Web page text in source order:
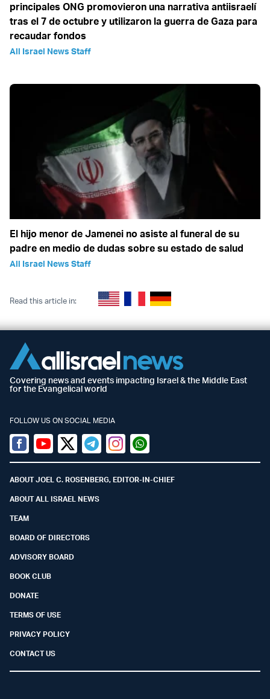
principales ONG promovieron una narrativa antiisraelí
tras el 7 de octubre y utilizaron la guerra de Gaza para
recaudar fondos
All Israel News Staff
El hijo menor de Jamenei no asiste al funeral de su
padre en medio de dudas sobre su estado de salud
All Israel News Staff
Read this article in:
Covering news and events impacting Israel & the Middle East
for the Evangelical world
FOLLOW US ON SOCIAL MEDIA
Facebook
YoutubeTwitter (X)
TelegramInstagramWhatsapp
ABOUT JOEL C. ROSENBERG, EDITOR-IN-CHIEF
ABOUT ALL ISRAEL NEWS
TEAM
BOARD OF DIRECTORS
ADVISORY BOARD
BOOK CLUB
DONATE
TERMS OF USE
PRIVACY POLICY
CONTACT US